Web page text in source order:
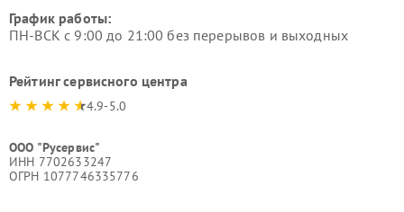
График работы:
ПН-ВСК с 9:00 до 21:00 без перерывов и выходных
Рейтинг сервисного центра
4.9-5.0
ООО "Русервис"
ИНН 7702633247
ОГРН 1077746335776